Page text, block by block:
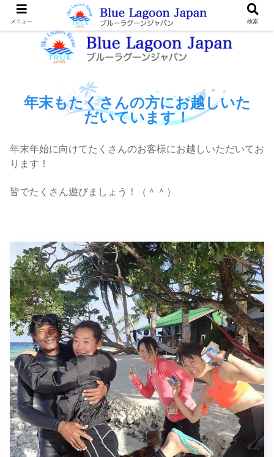
年末もたくさんの方にお越しいた
だいています！
年末年始に向けてたくさんのお客様にお越しいただいてお
ります！
皆でたくさん遊びましょう！（＾＾）
メニュー 検索